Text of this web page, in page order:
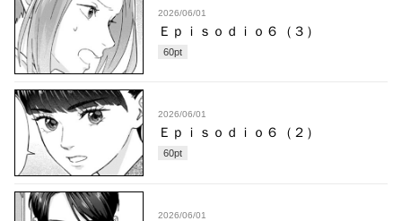
2026/06/01
Ｅｐｉｓｏｄｉｏ６（３）
60pt
2026/06/01
Ｅｐｉｓｏｄｉｏ６（２）
60pt
2026/06/01